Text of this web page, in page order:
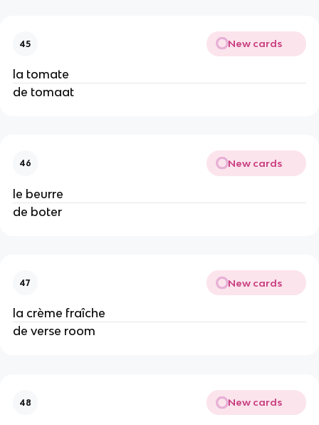
45 New cards
la tomate
de tomaat
46 New cards
le beurre
de boter
47 New cards
la crème fraîche
de verse room
48 New cards